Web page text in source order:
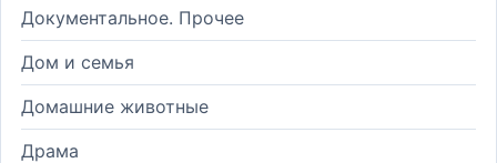
Документальное. Прочее
Дом и семья
Домашние животные
Драма